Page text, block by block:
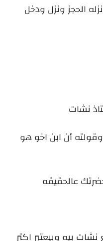
الحجز ونزل ودخل
نشات
أن ابن اخو هو
عالحقيقه
بيه وبيعتبر اكتر